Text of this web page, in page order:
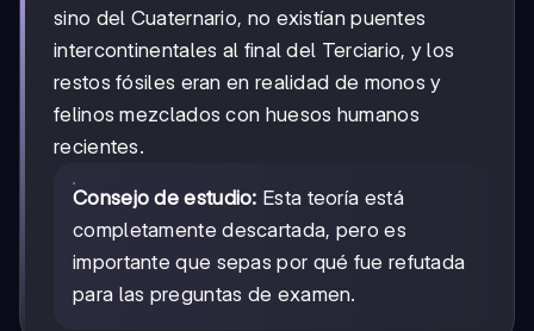
sino del Cuaternario, no existían puentes
intercontinentales al final del Terciario, y los
restos fósiles eran en realidad de monos y
felinos mezclados con huesos humanos
recientes.
Consejo de estudio: Esta teoría está
completamente descartada, pero es
importante que sepas por qué fue refutada
para las preguntas de examen.